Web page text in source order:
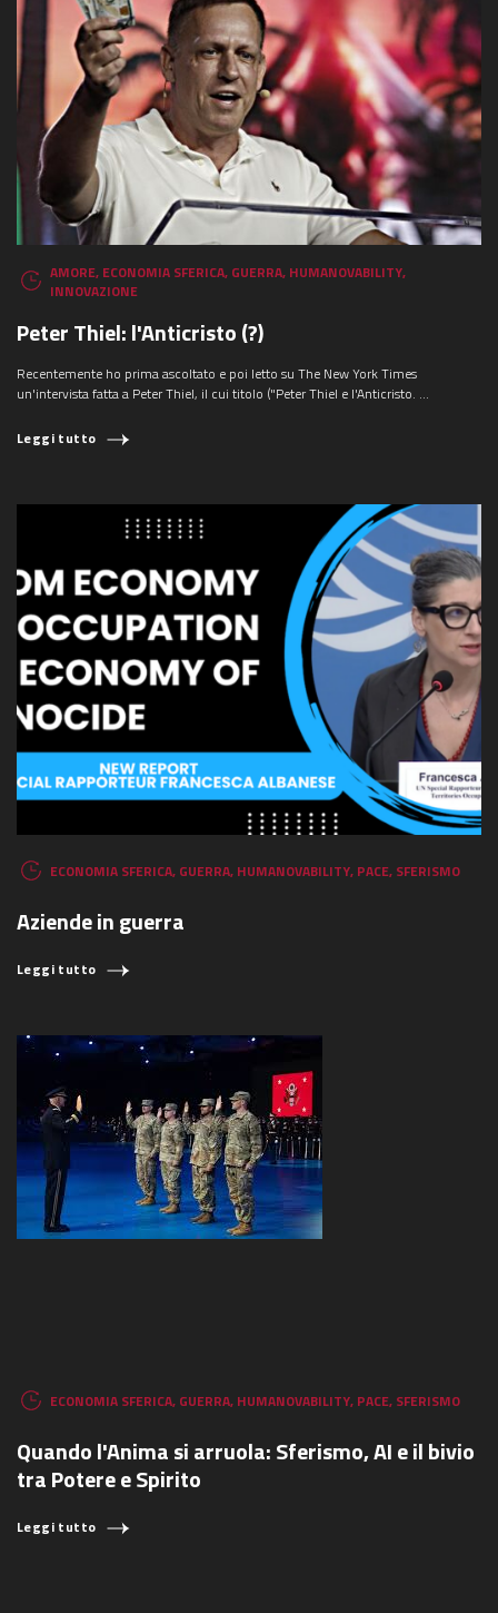
AMORE, ECONOMIA SFERICA, GUERRA, HUMANOVABILITY,
INNOVAZIONE
Peter Thiel: l'Anticristo (?)
Recentemente ho prima ascoltato e poi letto su The New York Times
un'intervista fatta a Peter Thiel, il cui titolo ("Peter Thiel e l'Anticristo. ...
Leggi tutto
ECONOMIA SFERICA, GUERRA, HUMANOVABILITY, PACE, SFERISMO
Aziende in guerra
Leggi tutto
ECONOMIA SFERICA, GUERRA, HUMANOVABILITY, PACE, SFERISMO
Quando l'Anima si arruola: Sferismo, AI e il bivio
tra Potere e Spirito
Leggi tutto